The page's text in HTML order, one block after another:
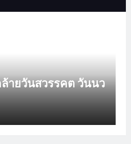
ายวันสวรรคต วันนว